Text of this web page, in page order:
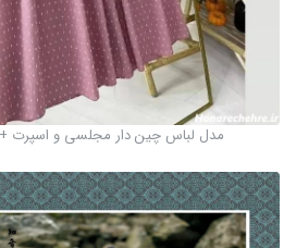
مدل لباس چین دار مجلسی و